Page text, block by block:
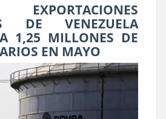
EXPORTACIONES
DE VENEZUELA
1,25 MILLONES DE
EN MAYO